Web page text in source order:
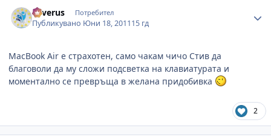
Severus Потребител
Публикувано Юни 18, 201115 гд
MacBook Air е страхотен, само чакам чичо Стив да
благоволи да му сложи подсветка на клавиатурата и
моментално се превръща в желана придобивка
2